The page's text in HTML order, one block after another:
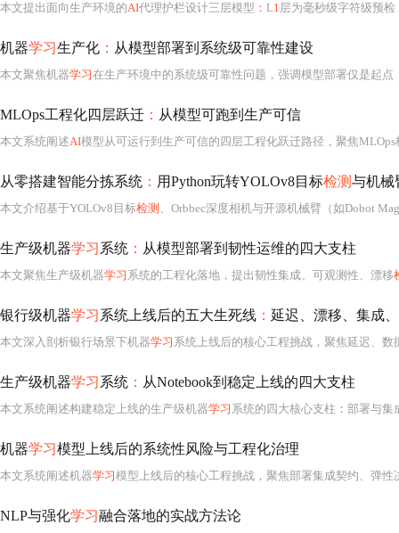
本文提出面向生产环境的AI代理护栏设计三层模型 ： L1层为毫秒级字符级预检，保障输入安全与低延迟；L2层基于Schema驱动的上下文感知校验，精准约束业务逻辑输出
机器学习生产化 ： 从模型部署到系统级可靠性建设
本文聚焦机器学习在生产环境中的系统级可靠性问题，强调模型部署仅是起点
MLOps工程化四层跃迁 ： 从模型可跑到生产可信
本文系统阐述AI模型从可运行到生产可信的四层工程化跃迁路径，聚焦MLOps
从零搭建智能分拣系统 ： 用Python玩转YOLOv8目标检测与机械
本文介绍基于YOLOv8目标检测 、Orbbec深度相机与开源机械臂（如Dobot Magician）的智能垃圾分拣系统实现方案。涵盖深度-RGB图像对齐、YOLOv8定制化训练、手眼标定、三维坐标转换、G-code
生产级机器学习系统 ： 从模型部署到韧性运维的四大支柱
本文聚焦生产级机器学习 系统的工程化落地，提出韧性集成、可观测性、漂移
银行级机器学习系统上线后的五大生死线 ： 延迟、漂移、集成
本文深入剖析银行场景下机器学习 系统上线后的核心工程挑战，聚焦延迟、数据漂移、系统集成、熔断机制与审计合规五大关键风险点。强调MLOps不是
生产级机器学习系统 ： 从Notebook到稳定上线的四大支柱
本文系统阐述构建稳定上线的生产级机器学习 系统的四大核心支柱 ： 部署与集成
机器学习模型上线后的系统性风险与工程化治理
本文系统阐述机器学习模型上线后的核心工程挑战，聚焦部署集成契约、弹性决策边界、毫秒级延迟控制
NLP与强化学习融合落地的实战方法论